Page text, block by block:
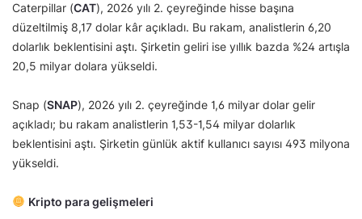
Caterpillar (CAT), 2026 yılı 2. çeyreğinde hisse başına
düzeltilmiş 8,17 dolar kâr açıkladı. Bu rakam, analistlerin 6,20
dolarlık beklentisini aştı. Şirketin geliri ise yıllık bazda %24 artışla
20,5 milyar dolara yükseldi.
Snap (SNAP), 2026 yılı 2. çeyreğinde 1,6 milyar dolar gelir
açıkladı; bu rakam analistlerin 1,53-1,54 milyar dolarlık
beklentisini aştı. Şirketin günlük aktif kullanıcı sayısı 493 milyona
yükseldi.
Kripto para gelişmeleri